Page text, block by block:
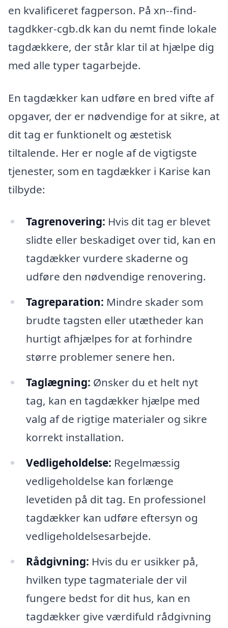
en kvalificeret fagperson. På xn--find-
tagdkker-cgb.dk kan du nemt finde lokale
tagdækkere, der står klar til at hjælpe dig
med alle typer tagarbejde.
En tagdækker kan udføre en bred vifte af
opgaver, der er nødvendige for at sikre, at
dit tag er funktionelt og æstetisk
tiltalende. Her er nogle af de vigtigste
tjenester, som en tagdækker i Karise kan
tilbyde:
Tagrenovering: Hvis dit tag er blevet
slidte eller beskadiget over tid, kan en
tagdækker vurdere skaderne og
udføre den nødvendige renovering.
Tagreparation: Mindre skader som
brudte tagsten eller utætheder kan
hurtigt afhjælpes for at forhindre
større problemer senere hen.
Taglægning: Ønsker du et helt nyt
tag, kan en tagdækker hjælpe med
valg af de rigtige materialer og sikre
korrekt installation.
Vedligeholdelse: Regelmæssig
vedligeholdelse kan forlænge
levetiden på dit tag. En professionel
tagdækker kan udføre eftersyn og
vedligeholdelsesarbejde.
Rådgivning: Hvis du er usikker på,
hvilken type tagmateriale der vil
fungere bedst for dit hus, kan en
tagdækker give værdifuld rådgivning